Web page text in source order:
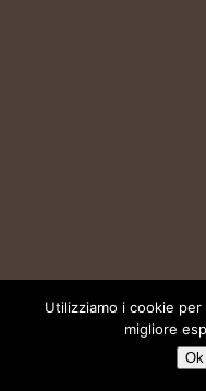
Utilizziamo i cookie
migliore
Ok